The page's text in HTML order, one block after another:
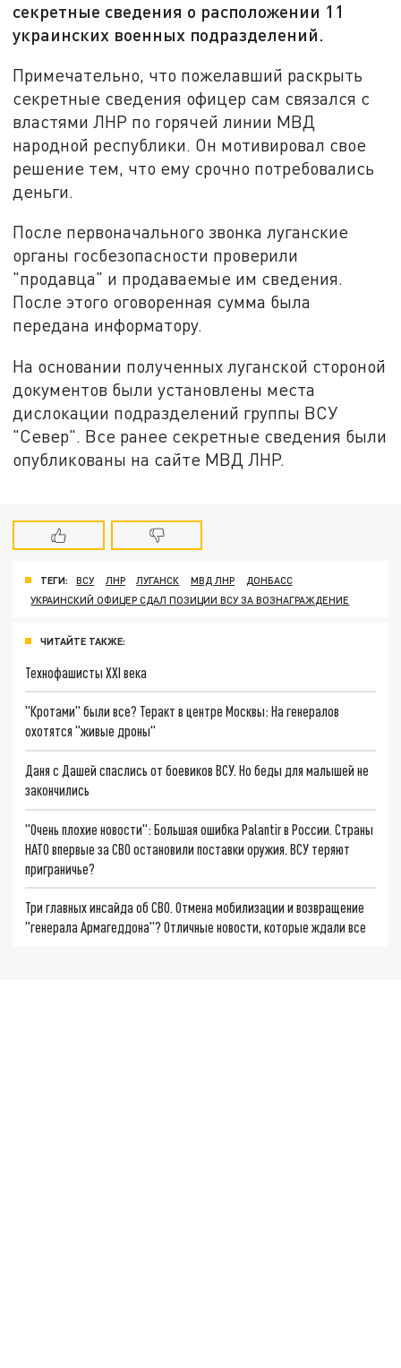
секретные сведения о расположении 11
украинских военных подразделений.
Примечательно, что пожелавший раскрыть
секретные сведения офицер сам связался с
властями ЛНР по горячей линии МВД
народной республики. Он мотивировал свое
решение тем, что ему срочно потребовались
деньги.
После первоначального звонка луганские
органы госбезопасности проверили
"продавца" и продаваемые им сведения.
После этого оговоренная сумма была
передана информатору.
На основании полученных луганской стороной
документов были установлены места
дислокации подразделений группы ВСУ
"Север". Все ранее секретные сведения были
опубликованы на сайте МВД ЛНР.
ТЕГИ: ВСУ ЛНР ЛУГАНСК МВД ЛНР
ДОНБАСС
УКРАИНСКИЙ ОФИЦЕР СДАЛ ПОЗИЦИИ ВСУ ЗА ВОЗНАГРАЖДЕНИЕ
ЧИТАЙТЕ ТАКЖЕ:
Технофашисты XXI века
"Кротами" были все? Теракт в центре Москвы: На генералов
охотятся "живые дроны"
Даня с Дашей спаслись от боевиков ВСУ. Но беды для малышей не
закончились
"Очень плохие новости": Большая ошибка Palantir в России. Страны
НАТО впервые за СВО остановили поставки оружия. ВСУ теряют
приграничье?
Три главных инсайда об СВО. Отмена мобилизации и возвращение
"генерала Армагеддона"? Отличные новости, которые ждали все